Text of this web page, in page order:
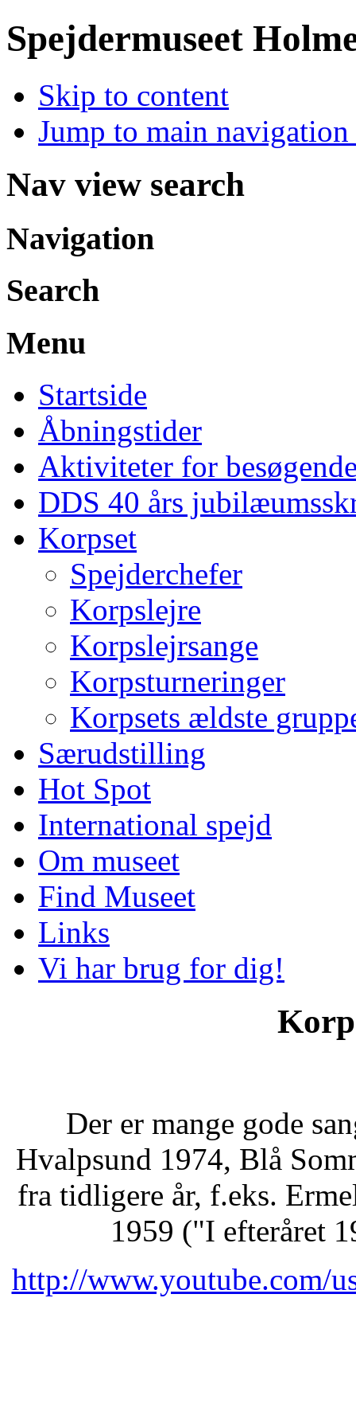
Spejdermuseet
Skip to content
Jump to main
Nav view search
Navigation
Search
Menu
Startside
Åbningstider
Aktiviteter for
DDS 40 års
Korpset
Spejderchefer
Korpslejre
Korpslejrsange
Korpsturneringer
Korpsets ældste
Særudstilling
Hot Spot
International spejd
Om museet
Find Museet
Links
Vi har brug for dig!
Der er mange gode
Hvalpsund 1974, Blå
fra tidligere år, f.eks.
1959 ("I efteråret
http://www.youtube.com/